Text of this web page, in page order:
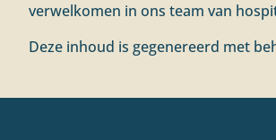
verwelkomen in ons team van
Deze inhoud is gegenereerd met